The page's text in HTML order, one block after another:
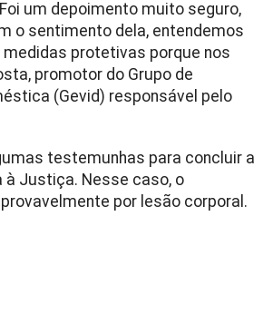
um depoimento muito seguro,
o sentimento dela, entendemos
protetivas porque nos
promotor do Grupo de
(Gevid) responsável pelo
testemunhas para concluir a
à Justiça. Nesse caso, o
por lesão corporal.